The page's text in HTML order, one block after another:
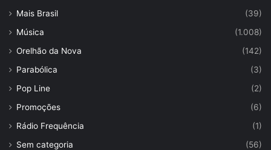
Mais Brasil
(39)
Música
(1.008)
Orelhão da Nova
(142)
Parabólica
(3)
Pop Line
(2)
Promoções
(6)
Rádio Frequência
(1)
Sem categoria
(56)